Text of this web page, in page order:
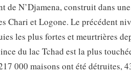
de N’Djamena, construit dans
Chari et Logone. Le précédent
les plus fortes et meurtrières
du lac Tchad est la plus
000 maisons ont été détruites,